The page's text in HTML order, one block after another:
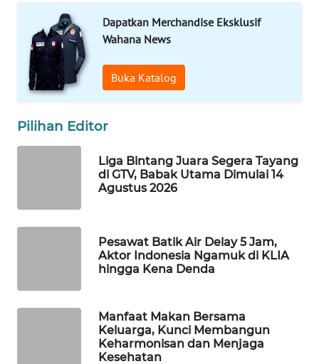
Dapatkan Merchandise Eksklusif
Wahana News
Buka Katalog
Pilihan Editor
Liga Bintang Juara Segera Tayang
di GTV, Babak Utama Dimulai 14
Agustus 2026
Pesawat Batik Air Delay 5 Jam,
Aktor Indonesia Ngamuk di KLIA
hingga Kena Denda
Manfaat Makan Bersama
Keluarga, Kunci Membangun
Keharmonisan dan Menjaga
Kesehatan
WAHANANEWS
NET
WAHANA
SPORT
UMKM
OTOMOTIF